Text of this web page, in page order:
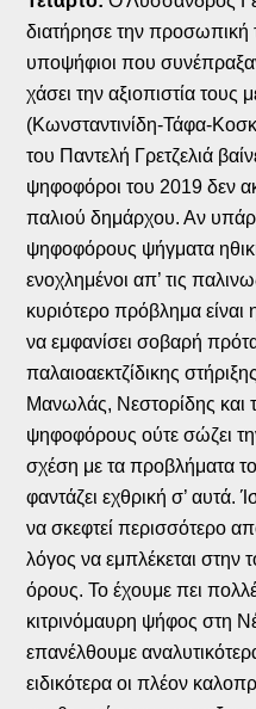
διατήρησε την προσωπική
υποψήφιοι που
χάσει την αξιοπιστία τους
(Κωνσταντινίδη-Τάφα-
του Παντελή Γρετζελιά
ψηφοφόροι του 2019 δεν
παλιού δημάρχου. Αν
ψηφοφόρους ψήγματα
ενοχλημένοι απ’ τις
κυριότερο πρόβλημα είναι
να εμφανίσει σοβαρή
παλαιοαεκτζίδικης
Μανωλάς, Νεστορίδης και
ψηφοφόρους ούτε σώζει
σχέση με τα προβλήματα
φαντάζει εχθρική σ’
να σκεφτεί περισσότερο
λόγος να εμπλέκεται στην
όρους. Το έχουμε πει
κιτρινόμαυρη ψήφος στη
επανέλθουμε
ειδικότερα οι πλέον